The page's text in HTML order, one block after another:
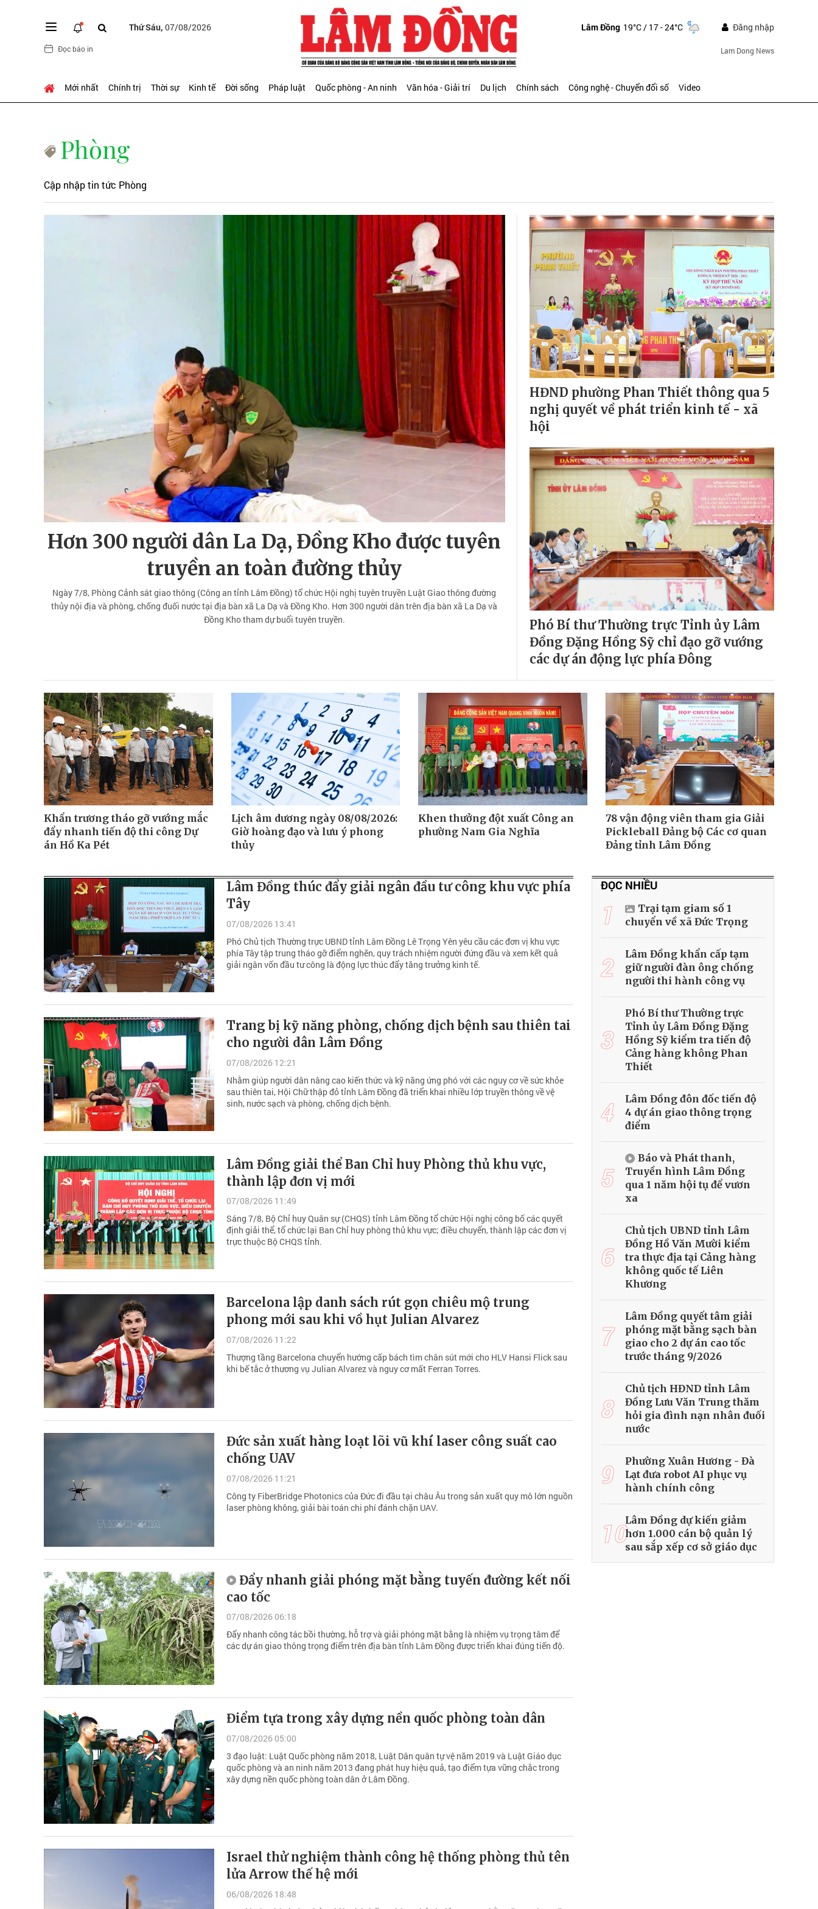
Thứ Sáu, 07/08/2026
Đọc báo in
Lâm Đồng 19°C/ 17 - 24°C Đăng nhập
Lam Dong News
Mới nhất Chính trị Thời sự Kinh tế Đời sống Pháp luật Quốc phòng - An ninh Văn hóa - Giải trí Du lịch Chính sách Công nghệ - Chuyển đổi số Video
Phòng
Cập nhập tin tức Phòng
Hơn 300 người dân La Dạ, Đồng Kho được tuyên
truyền an toàn đường thủy
Ngày 7/8, Phòng Cảnh sát giao thông (Công an tỉnh Lâm Đồng) tổ chức Hội nghị tuyên truyền Luật Giao thông đường
thủy nội địa và phòng, chống đuối nước tại địa bàn xã La Dạ và Đồng Kho. Hơn 300 người dân trên địa bàn xã La Dạ và
Đồng Kho tham dự buổi tuyên truyền.
HĐND phường Phan Thiết thông qua 5
nghị quyết về phát triển kinh tế - xã
hội
Phó Bí thư Thường trực Tỉnh ủy Lâm
Đồng Đặng Hồng Sỹ chỉ đạo gỡ vướng
các dự án động lực phía Đông
Khẩn trương tháo gỡ vướng mắc
đẩy nhanh tiến độ thi công Dự
án Hồ Ka Pét
Lịch âm dương ngày 08/08/2026:
Giờ hoàng đạo và lưu ý phong
thủy
Khen thưởng đột xuất Công an
phường Nam Gia Nghĩa
78 vận động viên tham gia Giải
Pickleball Đảng bộ Các cơ quan
Đảng tỉnh Lâm Đồng
Lâm Đồng thúc đẩy giải ngân đầu tư công khu vực phía
Tây
07/08/2026 13:41
Phó Chủ tịch Thường trực UBND tỉnh Lâm Đồng Lê Trọng Yên yêu cầu các đơn vị khu vực
phía Tây tập trung tháo gỡ điểm nghẽn, quy trách nhiệm người đứng đầu và xem kết quả
giải ngân vốn đầu tư công là động lực thúc đẩy tăng trưởng kinh tế.
Trang bị kỹ năng phòng, chống dịch bệnh sau thiên tai
cho người dân Lâm Đồng
07/08/2026 12:21
Nhằm giúp người dân nâng cao kiến thức và kỹ năng ứng phó với các nguy cơ về sức khỏe
sau thiên tai, Hội Chữ thập đỏ tỉnh Lâm Đồng đã triển khai nhiều lớp truyền thông về vệ
sinh, nước sạch và phòng, chống dịch bệnh.
Lâm Đồng giải thể Ban Chỉ huy Phòng thủ khu vực,
thành lập đơn vị mới
07/08/2026 11:49
Sáng 7/8, Bộ Chỉ huy Quân sự (CHQS) tỉnh Lâm Đồng tổ chức Hội nghị công bố các quyết
định giải thể, tổ chức lại Ban Chỉ huy phòng thủ khu vực; điều chuyển, thành lập các đơn vị
trực thuộc Bộ CHQS tỉnh.
Barcelona lập danh sách rút gọn chiêu mộ trung
phong mới sau khi vồ hụt Julian Alvarez
07/08/2026 11:22
Thượng tầng Barcelona chuyển hướng cấp bách tìm chân sút mới cho HLV Hansi Flick sau
khi bế tắc ở thương vụ Julian Alvarez và nguy cơ mất Ferran Torres.
Đức sản xuất hàng loạt lõi vũ khí laser công suất cao
chống UAV
07/08/2026 11:21
Công ty FiberBridge Photonics của Đức đi đầu tại châu Âu trong sản xuất quy mô lớn nguồn
laser phòng không, giải bài toán chi phí đánh chặn UAV.
Đẩy nhanh giải phóng mặt bằng tuyến đường kết nối
cao tốc
07/08/2026 06:18
Đẩy nhanh công tác bồi thường, hỗ trợ và giải phóng mặt bằng là nhiệm vụ trọng tâm để
các dự án giao thông trọng điểm trên địa bàn tỉnh Lâm Đồng được triển khai đúng tiến độ.
Điểm tựa trong xây dựng nền quốc phòng toàn dân
07/08/2026 05:00
3 đạo luật: Luật Quốc phòng năm 2018, Luật Dân quân tự vệ năm 2019 và Luật Giáo dục
quốc phòng và an ninh năm 2013 đang phát huy hiệu quả, tạo điểm tựa vững chắc trong
xây dựng nền quốc phòng toàn dân ở Lâm Đồng.
Israel thử nghiệm thành công hệ thống phòng thủ tên
lửa Arrow thế hệ mới
06/08/2026 18:48
ĐỌC NHIỀU
1
Trại tạm giam số 1
chuyển về xã Đức Trọng
2
Lâm Đồng khẩn cấp tạm
giữ người đàn ông chống
người thi hành công vụ
3
Phó Bí thư Thường trực
Tỉnh ủy Lâm Đồng Đặng
Hồng Sỹ kiểm tra tiến độ
Cảng hàng không Phan
Thiết
4
Lâm Đồng đôn đốc tiến độ
4 dự án giao thông trọng
điểm
5
Báo và Phát thanh,
Truyền hình Lâm Đồng
qua 1 năm hội tụ để vươn
xa
6
Chủ tịch UBND tỉnh Lâm
Đồng Hồ Văn Mười kiểm
tra thực địa tại Cảng hàng
không quốc tế Liên
Khương
7
Lâm Đồng quyết tâm giải
phóng mặt bằng sạch bàn
giao cho 2 dự án cao tốc
trước tháng 9/2026
8
Chủ tịch HĐND tỉnh Lâm
Đồng Lưu Văn Trung thăm
hỏi gia đình nạn nhân đuối
nước
9
Phường Xuân Hương - Đà
Lạt đưa robot AI phục vụ
hành chính công
10Lâm Đồng dự kiến giảm
hơn 1.000 cán bộ quản lý
sau sắp xếp cơ sở giáo dục